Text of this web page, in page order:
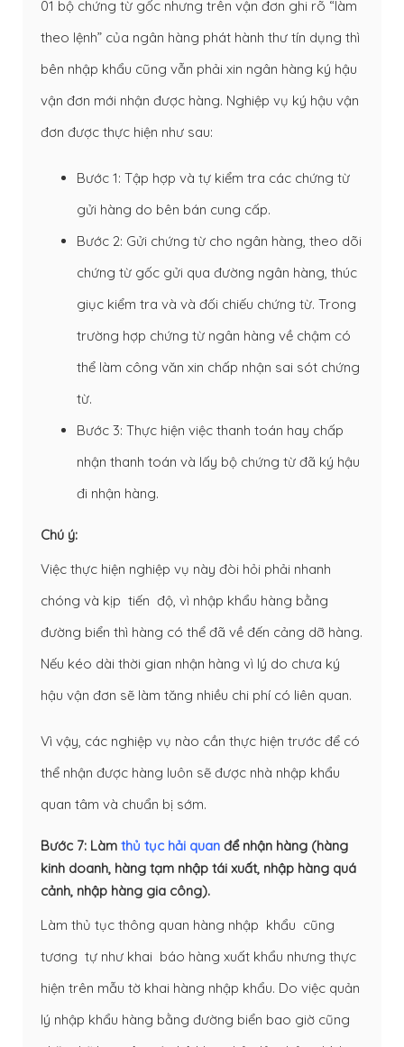
01 bộ chứng từ gốc nhưng trên vận đơn ghi rõ “làm
theo lệnh” của ngân hàng phát hành thư tín dụng thì
bên nhập khẩu cũng vẫn phải xin ngân hàng ký hậu
vận đơn mới nhận được hàng. Nghiệp vụ ký hậu vận
đơn được thực hiện như sau:
Bước 1: Tập hợp và tự kiểm tra các chứng từ
gửi hàng do bên bán cung cấp.
Bước 2: Gửi chứng từ cho ngân hàng, theo dõi
chứng từ gốc gửi qua đường ngân hàng, thúc
giục kiểm tra và và đối chiếu chứng từ. Trong
trường hợp chứng từ ngân hàng về chậm có
thể làm công văn xin chấp nhận sai sót chứng
từ.
Bước 3: Thực hiện việc thanh toán hay chấp
nhận thanh toán và lấy bộ chứng từ đã ký hậu
đi nhận hàng.
Chú ý:
Việc thực hiện nghiệp vụ này đòi hỏi phải nhanh
chóng và kịp tiến độ, vì nhập khẩu hàng bằng
đường biển thì hàng có thể đã về đến cảng dỡ hàng.
Nếu kéo dài thời gian nhận hàng vì lý do chưa ký
hậu vận đơn sẽ làm tăng nhiều chi phí có liên quan.
Vì vậy, các nghiệp vụ nào cần thực hiện trước để có
thể nhận được hàng luôn sẽ được nhà nhập khẩu
quan tâm và chuẩn bị sớm.
Bước 7: Làm thủ tục hải quan để nhận hàng (hàng
kinh doanh, hàng tạm nhập tái xuất, nhập hàng quá
cảnh, nhập hàng gia công).
Làm thủ tục thông quan hàng nhập khẩu cũng
tương tự như khai báo hàng xuất khẩu nhưng thực
hiện trên mẫu tờ khai hàng nhập khẩu. Do việc quản
lý nhập khẩu hàng bằng đường biển bao giờ cũng